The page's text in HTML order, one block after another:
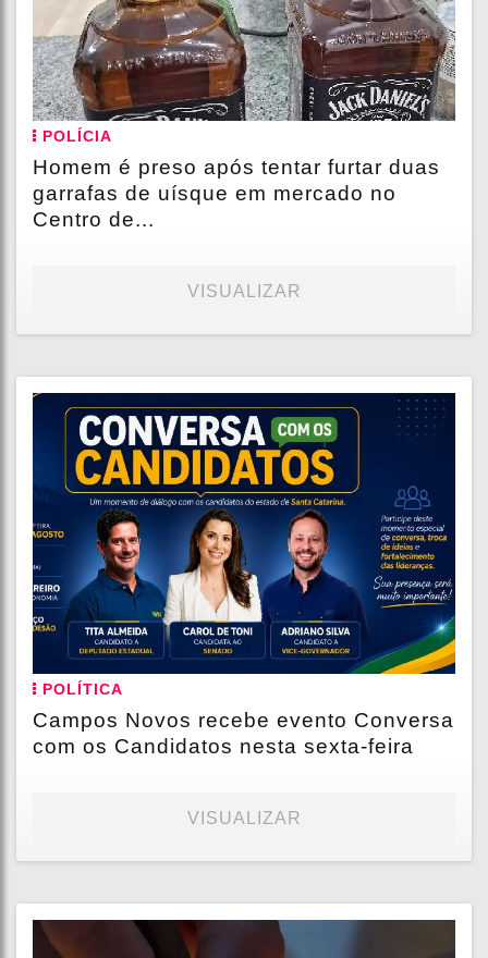
POLÍCIA
Homem é preso após tentar furtar duas
garrafas de uísque em mercado no
Centro de...
VISUALIZAR
POLÍTICA
Campos Novos recebe evento Conversa
com os Candidatos nesta sexta-feira
VISUALIZAR